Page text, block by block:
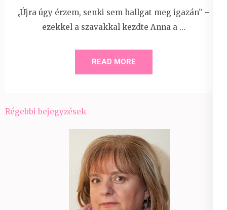
„Újra úgy érzem, senki sem hallgat meg igazán” –
ezekkel a szavakkal kezdte Anna a …
READ MORE
Bejegyzés
Régebbi bejegyzések